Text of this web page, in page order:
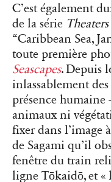
C’est également
de la série Theaters
“Caribbean Sea,
toute première
Seascapes. Depuis
inlassablement
présence
animaux ni
fixer dans l’image
de Sagami qu’il
fenêtre du train
ligne Tōkaidō, et